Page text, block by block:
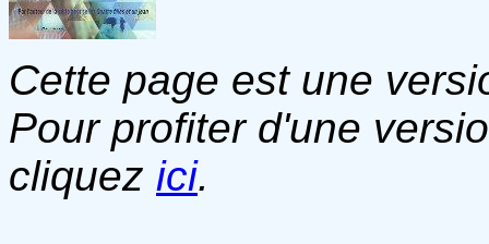
Cette page est une
Pour profiter d'une
cliquez ici.